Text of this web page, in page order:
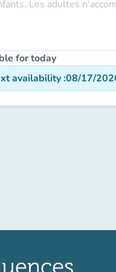
Les adultes
for today
availability:08/17/